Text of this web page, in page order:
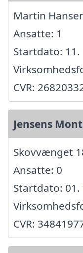
Martin
Ansatte: 1
Startdato:
CVR:
Jensens
Skovvænget
Ansatte: 0
Startdato:
CVR: